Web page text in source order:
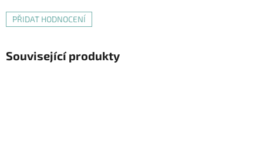
PŘIDAT HODNOCENÍ
Související produkty